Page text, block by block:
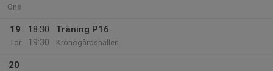
Ons
19
Tor
18:30
19:30
Träning P16
Kronogårdshallen
20